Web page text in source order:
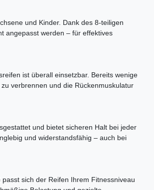
und Kinder. Dank des 8-teiligen
angepasst werden – für effektives
ist überall einsetzbar. Bereits wenige
verbrennen und die Rückenmuskulatur
und bietet sicheren Halt bei jeder
und widerstandsfähig – auch bei
sich der Reifen Ihrem Fitnessniveau